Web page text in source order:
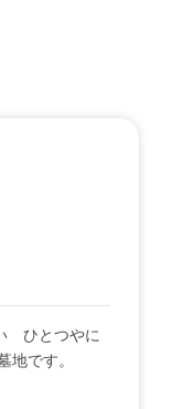
ひとつやに
地です。